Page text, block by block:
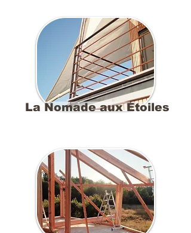
La Nomade aux Étoiles